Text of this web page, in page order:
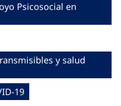
Psicosocial en
y salud
19